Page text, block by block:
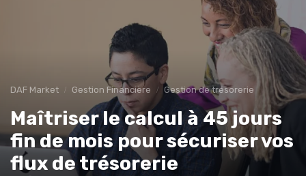
DAF Market Gestion Financière Gestion de trésorerie
Maîtriser le calcul à 45 jours
fin de mois pour sécuriser vos
flux de trésorerie